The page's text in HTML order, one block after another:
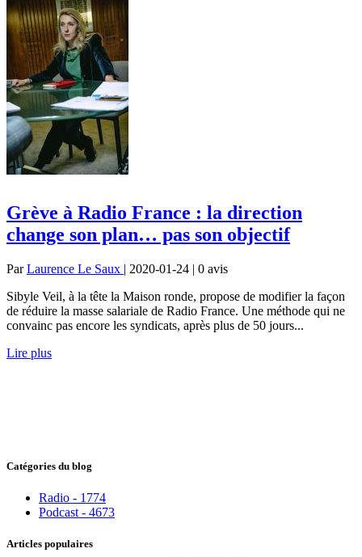
Grève à Radio France : la direction
change son plan… pas son objectif
ParLaurence Le Saux | 2020-01-24 | 0 avis
Sibyle Veil, à la tête la Maison ronde, propose de modifier la façon
de réduire la masse salariale de Radio France. Une méthode qui ne
convainc pas encore les syndicats, après plus de 50 jours...
Lire plus
Catégories du blog
Radio - 1774
Podcast - 4673
Articles populaires